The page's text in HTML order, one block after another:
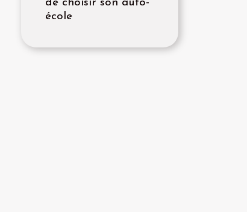
de choisir son auto-
école